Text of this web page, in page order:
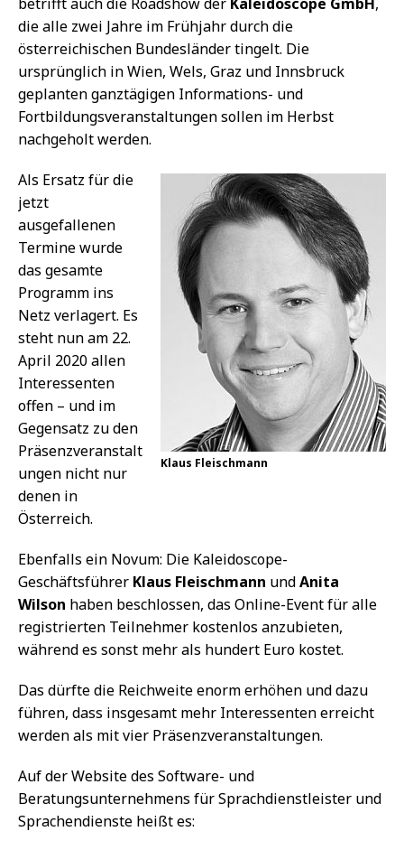
die alle zwei Jahre im Frühjahr durch die
österreichischen Bundesländer tingelt. Die
ursprünglich in Wien, Wels, Graz und Innsbruck
geplanten ganztägigen Informations- und
Fortbildungsveranstaltungen sollen im Herbst
nachgeholt werden.
Klaus Fleischmann
Als Ersatz für die
jetzt
ausgefallenen
Termine wurde
das gesamte
Programm ins
Netz verlagert. Es
steht nun am 22.
April 2020 allen
Interessenten
offen – und im
Gegensatz zu den
Präsenzveranstalt
ungen nicht nur
denen in
Österreich.
Ebenfalls ein Novum: Die Kaleidoscope-
Geschäftsführer Klaus Fleischmann undAnita
Wilson haben beschlossen, das Online-Event für alle
registrierten Teilnehmer kostenlos anzubieten,
während es sonst mehr als hundert Euro kostet.
Das dürfte die Reichweite enorm erhöhen und dazu
führen, dass insgesamt mehr Interessenten erreicht
werden als mit vier Präsenzveranstaltungen.
Auf der Website des Software- und
Beratungsunternehmens für Sprachdienstleister und
Sprachendienste heißt es: